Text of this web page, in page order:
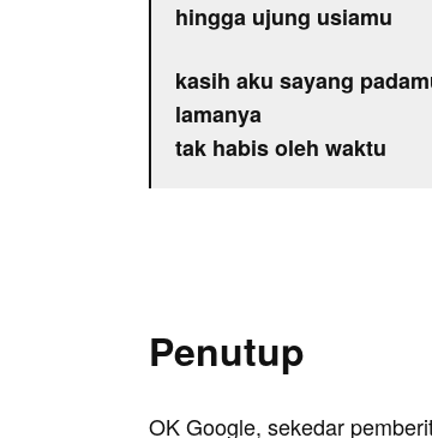
hingga ujung usiamu
kasih aku sayang
lamanya
tak habis oleh waktu
Penutup
OK Google, sekedar